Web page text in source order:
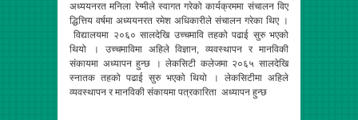
अध्ययनरत मनिला रेग्मीले स्वागत गरेको कार्यक्रममा संचालन विए
द्धित्तिय वर्षमा अध्ययनरत रमेश अधिकारीले संचालन गरेका थिए ।
विद्यालयमा २०६० सालदेखि उच्चमावि तहको पढाई सुरु भएको
थियो । उच्चमाविमा अहिले विज्ञान, व्यवस्थापन र मानविकी
संकायमा अध्यापन हुन्छ । लेकसिटी कलेजमा २०६५ सालदेखि
स्नातक तहको पढाई सुरु भएको थियो । लेकसिटीमा अहिले
व्यवस्थापन र मानविकी संकायमा पत्रकारिता अध्यापन हुन्छ